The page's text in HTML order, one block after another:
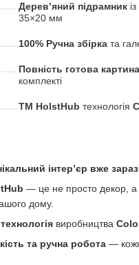
Дерев’яний підрамник
35×20 мм
100% Ручна збірка та
Повність готова картина
комплекті
ТМ HolstHub технологія
інтер’єр вже зараз
— це не просто декор, а
дому.
виробництва
та ручна робота —